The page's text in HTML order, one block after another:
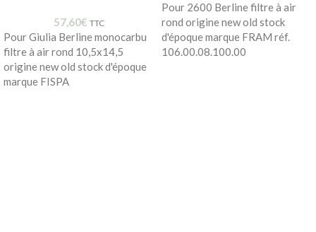
57,60€ TTC
Pour Giulia Berline monocarbu
filtre à air rond 10,5x14,5
origine new old stock d'époque
marque FISPA
Pour 2600 Berline filtre à air
rond origine new old stock
d'époque marque FRAM réf.
106.00.08.100.00